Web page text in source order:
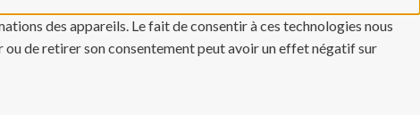
des appareils. Le fait de consentir à ces technologies nous
de retirer son consentement peut avoir un effet négatif sur